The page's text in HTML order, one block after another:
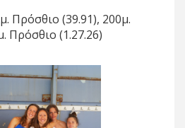
Πρόσθιο (39.91), 200μ.
Πρόσθιο (1.27.26)